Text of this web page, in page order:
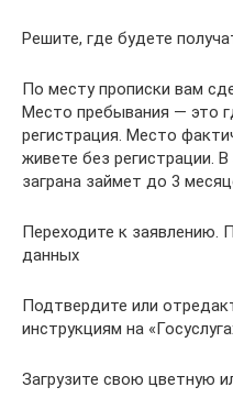
Решите, где будете
По месту прописки вам
Место пребывания — это
регистрация. Место
живете без регистрации.
заграна займет до 3
Переходите к заявлению.
данных
Подтвердите или
инструкциям на
Загрузите свою цветную